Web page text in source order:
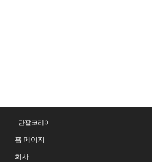
단팔코리아
홈 페이지
회사